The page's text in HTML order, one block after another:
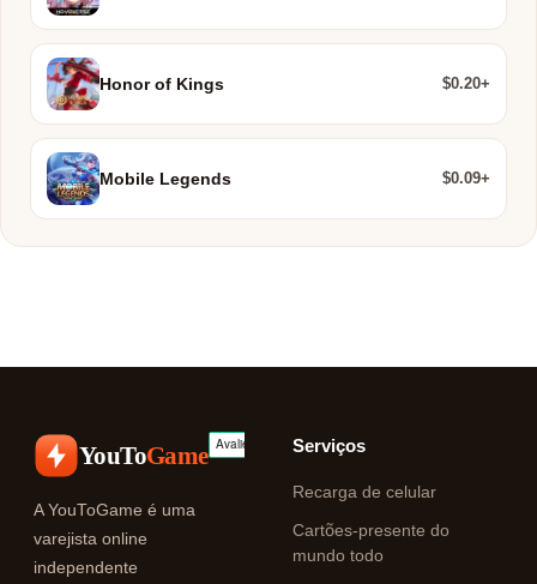
Honor of Kings $0.20+
Mobile Legends $0.09+
YouToGame
A YouToGame é uma
varejista online
independente
Serviços
Recarga de celular
Cartões-presente do
mundo todo